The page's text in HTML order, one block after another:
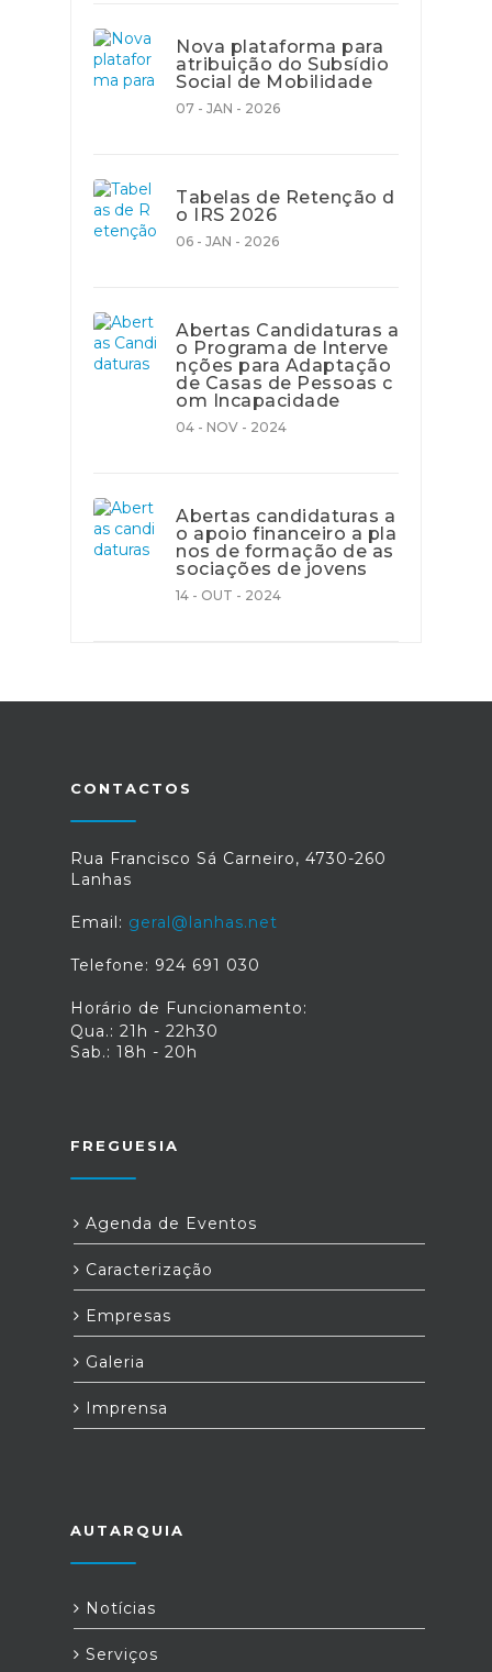
Nova plataforma para
atribuição do Subsídio
Social de Mobilidade
07 - JAN - 2026
Tabelas de Retenção d
o IRS 2026
06 - JAN - 2026
Abertas Candidaturas a
o Programa de Interve
nções para Adaptação
de Casas de Pessoas c
om Incapacidade
04 - NOV - 2024
Abertas candidaturas a
o apoio financeiro a pla
nos de formação de as
sociações de jovens
14 - OUT - 2024
CONTACTOS
Rua Francisco Sá Carneiro, 4730-260
Lanhas
Email: geral@lanhas.net
Telefone: 924 691 030
Horário de Funcionamento:
Qua.: 21h - 22h30
Sab.: 18h - 20h
FREGUESIA
Agenda de Eventos
Caracterização
Empresas
Galeria
Imprensa
AUTARQUIA
Notícias
Serviços